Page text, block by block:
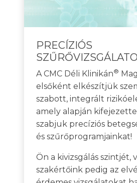
PRECÍZIÓS
A CMC Déli Klinikán®
elsőként elkészítjük
szabott, integrált
amely alapján
szabjuk precíziós
és szűrőprogramjainkat!
Ön a kivizsgálás szintjét,
szakértőink pedig az